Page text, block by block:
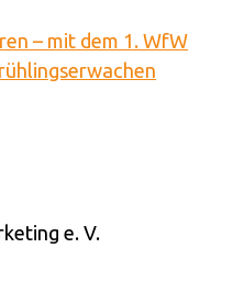
– mit dem 1. WfW
e. V.